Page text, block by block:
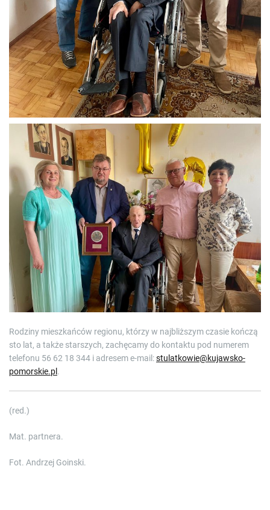
Rodziny mieszkańców regionu, którzy w najbliższym czasie kończą
sto lat, a także starszych, zachęcamy do kontaktu pod numerem
telefonu 56 62 18 344 i adresem e-mail:stulatkowie@kujawsko-
pomorskie.pl .
(red.)
Mat. partnera.
Fot. Andrzej Goinski.